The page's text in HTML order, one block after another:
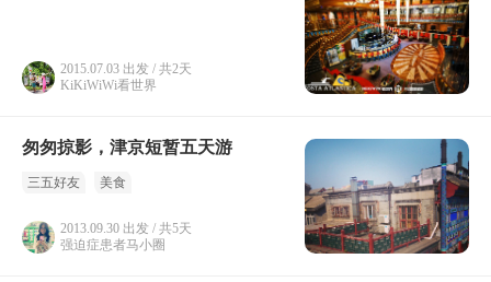
2015.07.03 出发 / 共2天
KiKiWiWi看世界
匆匆掠影，津京短暂五天游
三五好友 美食
2013.09.30 出发 / 共5天
强迫症患者马小圈